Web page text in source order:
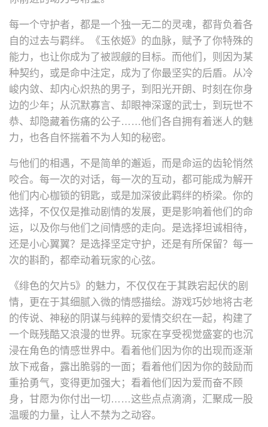
每一个守护者，都是一个独一无二的灵魂，都背负着各
自的过去与羁绊。《玉依姬》的血脉，赋予了你特殊的
能力，也让你成为了被觊觎的目标。而他们，则因为某
种契约，或是命中注定，成为了你最坚实的后盾。从冷
峻内敛、却内心炽热的男子，到阳光开朗、时刻在你身
边的少年；从沉默寡言、却眼神深邃的武士，到玩世不
恭、却隐藏着伤痛的公子……他们各自拥有着迷人的魅
力，也各自怀揣着不为人知的秘密。
与他们的相遇，不是简单的邂逅，而是命运的齿轮悄然
咬合。每一次的对话，每一次的互动，都可能成为解开
他们内心枷锁的钥匙，或是加深彼此羁绊的桥梁。你的
选择，不仅仅是推动剧情的发展，更是影响着他们的命
运，以及你与他们之间情感的走向。是选择坦诚相待，
还是小心翼翼？是选择坚定守护，还是有所保留？每一
次的斟酌，都牵动着玩家的心弦。
《绯色的欠片5》的魅力，不仅仅在于其跌宕起伏的剧
情，更在于其细腻入微的情感描绘。游戏巧妙地将古老
的传说、神秘的阴谋与纯粹的爱情交织在一起，构建了
一个既残酷又浪漫的世界。玩家在享受视觉盛宴的也沉
浸在角色的情感世界中。看着他们因为你的出现而逐渐
放下戒备，露出脆弱的一面；看着他们因为你的鼓励而
重拾勇气，变得更加强大；看着他们因为爱而奋不顾
身，甘愿为你付出一切……这些点点滴滴，汇聚成一股
温暖的力量，让人不禁为之动容。